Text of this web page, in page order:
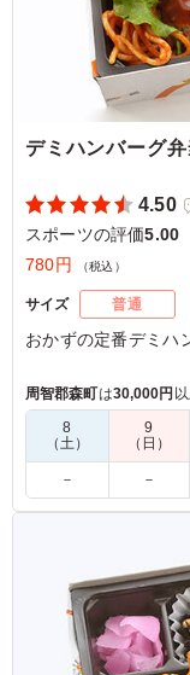
デミハンバーグ弁
4.50
スポーツの評価5.00
780円
（税込）
サイズ 普通
おかずの定番デミハ
栄養バランスも
た。好き嫌いの
べきってくれてい
ご利用シーン：スポ
静岡県浜松市中央区
周智郡森町は30,000円
8
（土）
9
（日）
－ －